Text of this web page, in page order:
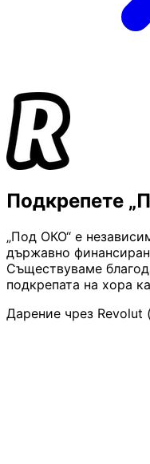
Подкрепете
„Под ОКО“ е
държавно
Съществуваме
подкрепата на хора
Дарение чрез Revolut